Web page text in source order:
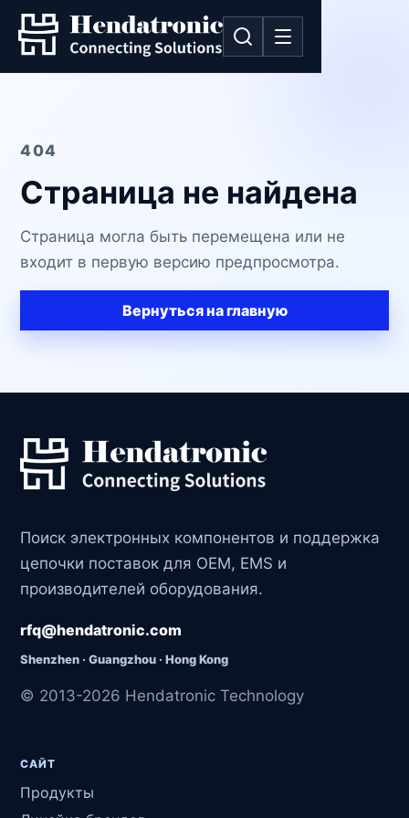
404
Страница не найдена
Страница могла быть перемещена или не
входит в первую версию предпросмотра.
Вернуться на главную
Поиск электронных компонентов и поддержка
цепочки поставок для OEM, EMS и
производителей оборудования.
rfq@hendatronic.com
Shenzhen · Guangzhou · Hong Kong
© 2013-2026 Hendatronic Technology
САЙТ
Продукты